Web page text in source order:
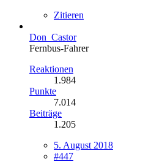
Zitieren
Don_Castor
Fernbus-Fahrer
Reaktionen
1.984
Punkte
7.014
Beiträge
1.205
5. August 2018
#447